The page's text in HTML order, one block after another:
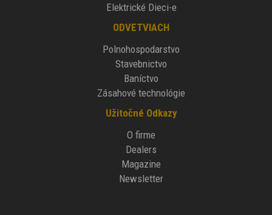
Elektrické Dieci-e
ODVETVIACH
Polnohospodarstvo
Stavebnictvo
Baníctvo
Zásahové technológie
Užitočné Odkazy
O firme
Dealers
Magazine
Newsletter